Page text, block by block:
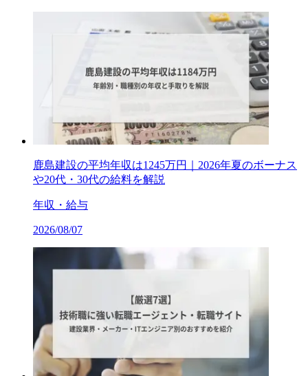
鹿島建設の平均年収は1245万円｜2026年夏のボーナス
や20代・30代の給料を解説
年収・給与
2026/08/07